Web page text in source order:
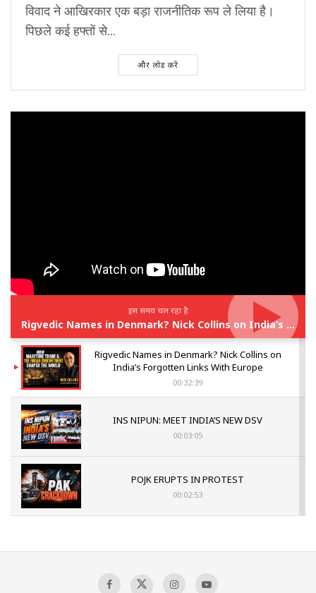
विवाद ने आखिरकार एक बड़ा राजनीतिक रूप ले लिया है।
पिछले कई हफ्तों से...
और लोड करें
इस समय चल रहा है
Rigvedic Names in Denmark? Nick Collins on India’s Forgotten Links With Europe
Rigvedic Names in Denmark? Nick Collins on
India’s Forgotten Links With Europe
00:32:39
INS NIPUN: MEET INDIA’S NEW DSV
00:03:05
POJK ERUPTS IN PROTEST
00:02:53
Sagar